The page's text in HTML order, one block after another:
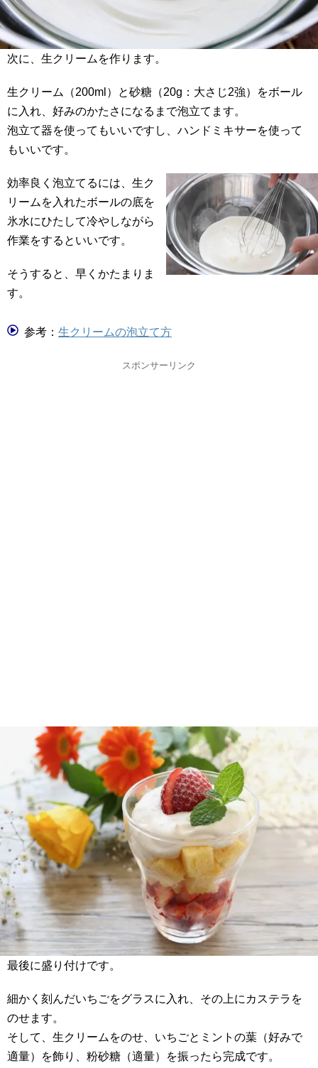
次に、生クリームを作ります。
生クリーム（200ml）と砂糖（20g：大さじ2強）をボール
に入れ、好みのかたさになるまで泡立てます。
泡立て器を使ってもいいですし、ハンドミキサーを使って
もいいです。
効率良く泡立てるには、生ク
リームを入れたボールの底を
氷水にひたして冷やしながら
作業をするといいです。
そうすると、早くかたまりま
す。
参考： 生クリームの泡立て方
スポンサーリンク
最後に盛り付けです。
細かく刻んだいちごをグラスに入れ、その上にカステラを
のせます。
そして、生クリームをのせ、いちごとミントの葉（好みで
適量）を飾り、粉砂糖（適量）を振ったら完成です。